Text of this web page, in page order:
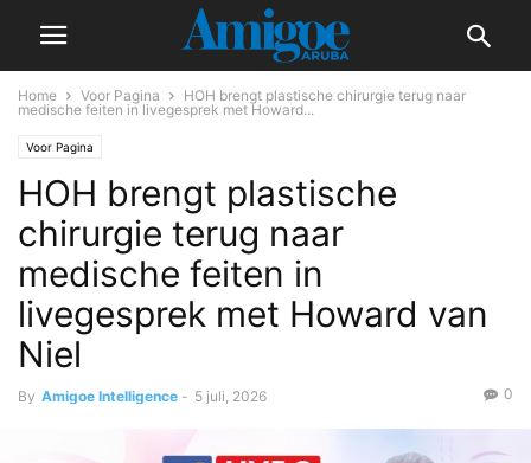
Home Voor Pagina
HOH brengt plastische chirurgie terug naar
medische feiten in livegesprek met Howard...
Voor Pagina
HOH brengt plastische
chirurgie terug naar
medische feiten in
livegesprek met Howard van
Niel
By Amigoe Intelligence - 5 juli, 2026 0